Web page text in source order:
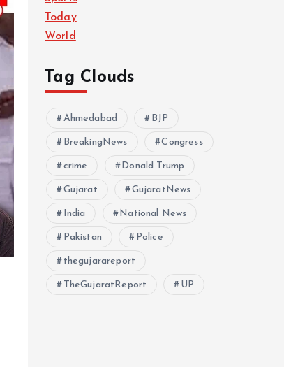
Today
World
Tag Clouds
Ahmedabad BJP
BreakingNews Congress
crime Donald Trump
Gujarat GujaratNews
India National News
Pakistan Police
thegujarareport
TheGujaratReport UP